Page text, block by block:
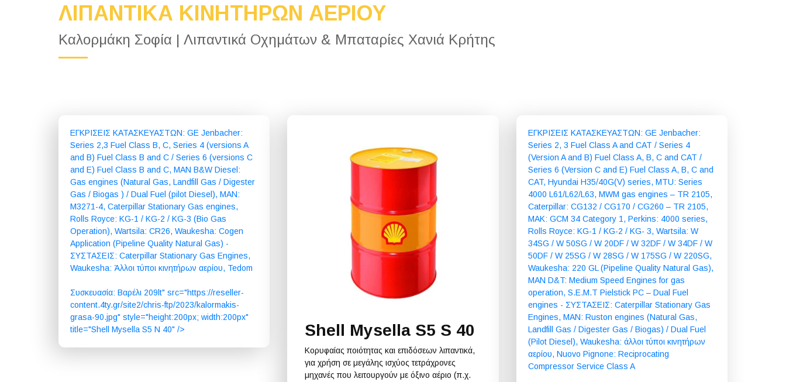
ΛΙΠΑΝΤΙΚΑ ΚΙΝΗΤΗΡΩΝ ΑΕΡΙΟΥ
Καλορμάκη Σοφία | Λιπαντικά Οχημάτων & Μπαταρίες Χανιά Κρήτης
ΕΓΚΡΙΣΕΙΣ ΚΑΤΑΣΚΕΥΑΣΤΩΝ: GE Jenbacher:
Series 2,3 Fuel Class B, C, Series 4 (versions A
and B) Fuel Class B and C / Series 6 (versions C
and E) Fuel Class B and C, MAN B&W Diesel:
Gas engines (Natural Gas, Landfill Gas / Digester
Gas / Biogas ) / Dual Fuel (pilot Diesel), MAN:
M3271-4, Caterpillar Stationary Gas engines,
Rolls Royce: KG-1 / KG-2 / KG-3 (Bio Gas
Operation), Wartsila: CR26, Waukesha: Cogen
Application (Pipeline Quality Natural Gas) -
ΣΥΣΤΑΣΕΙΣ: Caterpillar Stationary Gas Engines,
Waukesha: Άλλοι τύποι κινητήρων αερίου, Tedom
Συσκευασία: Βαρέλι 209lt" src="https://reseller-
content.4ty.gr/site2/chris-ftp/2023/kalormakis-
grasa-90.jpg" style="height:200px; width:200px"
title="Shell Mysella S5 N 40" />
Shell Mysella S5 S 40
Κορυφαίας ποιότητας και επιδόσεων λιπαντικά,
για χρήση σε μεγάλης ισχύος τετράχρονες
μηχανές που λειτουργούν με όξινο αέριο (π.χ.
ΕΓΚΡΙΣΕΙΣ ΚΑΤΑΣΚΕΥΑΣΤΩΝ: GE Jenbacher:
Series 2, 3 Fuel Class A and CAT / Series 4
(Version A and B) Fuel Class A, B, C and CAT /
Series 6 (Version C and E) Fuel Class A, B, C and
CAT, Hyundai H35/40G(V) series, MTU: Series
4000 L61/L62/L63, MWM gas engines – TR 2105,
Caterpillar: CG132 / CG170 / CG260 – TR 2105,
MAK: GCM 34 Category 1, Perkins: 4000 series,
Rolls Royce: KG-1 / KG-2 / KG- 3, Wartsila: W
34SG / W 50SG / W 20DF / W 32DF / W 34DF / W
50DF / W 25SG / W 28SG / W 175SG / W 220SG,
Waukesha: 220 GL (Pipeline Quality Natural Gas),
MAN D&T: Medium Speed Engines for gas
operation, S.E.M.T Pielstick PC – Dual Fuel
engines - ΣΥΣΤΑΣΕΙΣ: Caterpillar Stationary Gas
Engines, MAN: Ruston engines (Natural Gas,
Landfill Gas / Digester Gas / Biogas) / Dual Fuel
(Pilot Diesel), Waukesha: άλλοι τύποι κινητήρων
αερίου, Nuovo Pignone: Reciprocating
Compressor Service Class A